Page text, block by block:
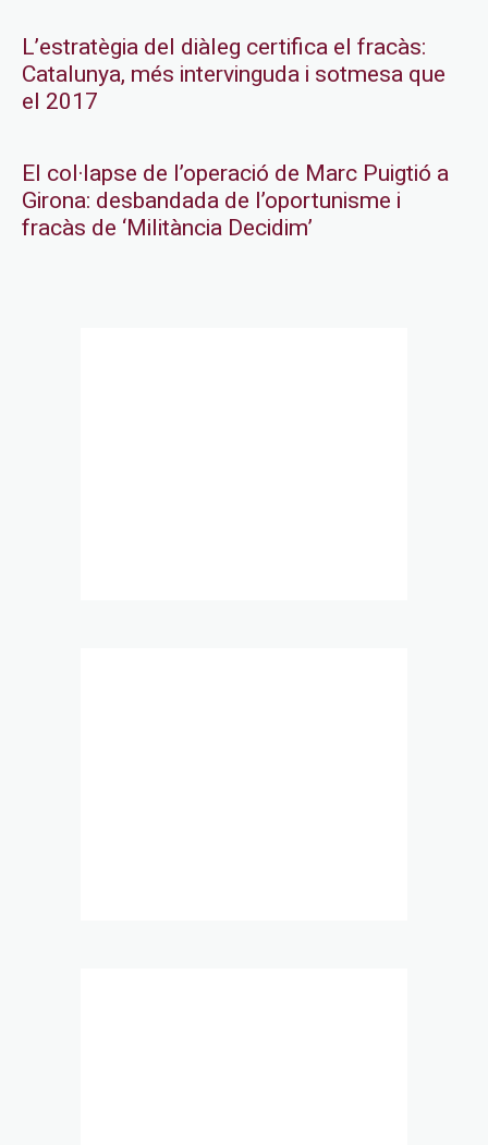
L’estratègia del diàleg certifica el fracàs:
Catalunya, més intervinguda i sotmesa que
el 2017
El col·lapse de l’operació de Marc Puigtió a
Girona: desbandada de l’oportunisme i
fracàs de ‘Militància Decidim’